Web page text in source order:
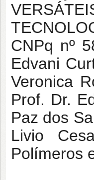
CNPq nº
Edvani
Veronica
Prof. Dr.
Paz dos
Livio
Polímeros